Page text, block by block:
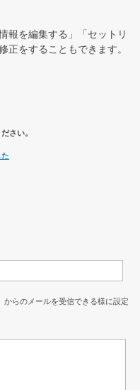
報を編集する」「セットリ
正をすることもできます。
さい。
からのメールを受信できる様に設定